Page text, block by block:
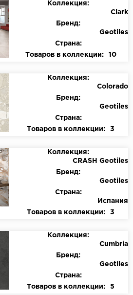
Коллекция:
Clark
Бренд:
Geotiles
Страна:
Товаров в коллекции:
10
Коллекция:
Colorado
Бренд:
Geotiles
Страна:
Товаров в коллекции:
3
Коллекция:
CRASH Geotiles
Бренд:
Geotiles
Страна:
Испания
Товаров в коллекции:
3
Коллекция:
Cumbria
Бренд:
Geotiles
Страна:
Товаров в коллекции:
5